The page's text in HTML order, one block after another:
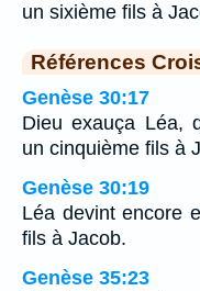
un sixième fils à
Références
Genèse 30:17
Dieu exauça Léa,
un cinquième fils à
Genèse 30:19
Léa devint encore
fils à Jacob.
Genèse 35:23